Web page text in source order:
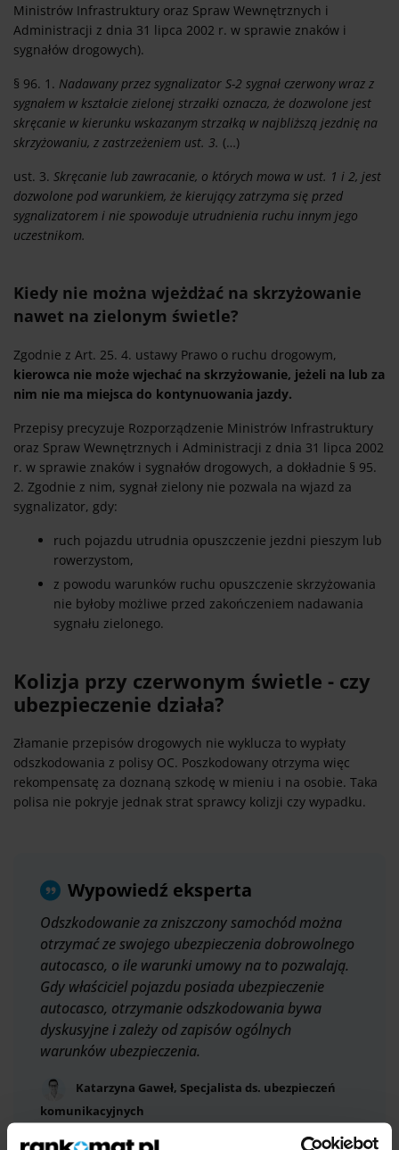
Ministrów Infrastruktury oraz Spraw Wewnętrznych i
Administracji z dnia 31 lipca 2002 r. w sprawie znaków i
sygnałów drogowych).
§ 96. 1. Nadawany przez sygnalizator S-2 sygnał czerwony wraz z
sygnałem w kształcie zielonej strzałki oznacza, że dozwolone jest
skręcanie w kierunku wskazanym strzałką w najbliższą jezdnię na
skrzyżowaniu, z zastrzeżeniem ust. 3. (…)
ust. 3. Skręcanie lub zawracanie, o których mowa w ust. 1 i 2, jest
dozwolone pod warunkiem, że kierujący zatrzyma się przed
sygnalizatorem i nie spowoduje utrudnienia ruchu innym jego
uczestnikom.
Kiedy nie można wjeżdżać na skrzyżowanie
nawet na zielonym świetle?
Zgodnie z Art. 25. 4. ustawy Prawo o ruchu drogowym,
kierowca nie może wjechać na skrzyżowanie, jeżeli na lub za
nim nie ma miejsca do kontynuowania jazdy.
Przepisy precyzuje Rozporządzenie Ministrów Infrastruktury
oraz Spraw Wewnętrznych i Administracji z dnia 31 lipca 2002
r. w sprawie znaków i sygnałów drogowych, a dokładnie § 95.
2. Zgodnie z nim, sygnał zielony nie pozwala na wjazd za
sygnalizator, gdy:
ruch pojazdu utrudnia opuszczenie jezdni pieszym lub
rowerzystom,
z powodu warunków ruchu opuszczenie skrzyżowania
nie byłoby możliwe przed zakończeniem nadawania
sygnału zielonego.
Kolizja przy czerwonym świetle - czy
ubezpieczenie działa?
Złamanie przepisów drogowych nie wyklucza to wypłaty
odszkodowania z polisy OC. Poszkodowany otrzyma więc
rekompensatę za doznaną szkodę w mieniu i na osobie. Taka
polisa nie pokryje jednak strat sprawcy kolizji czy wypadku.
Wypowiedź eksperta
Odszkodowanie za zniszczony samochód można
otrzymać ze swojego ubezpieczenia dobrowolnego
autocasco, o ile warunki umowy na to pozwalają.
Gdy właściciel pojazdu posiada ubezpieczenie
autocasco, otrzymanie odszkodowania bywa
dyskusyjne i zależy od zapisów ogólnych
warunków ubezpieczenia.
Katarzyna Gaweł, Specjalista ds. ubezpieczeń
komunikacyjnych